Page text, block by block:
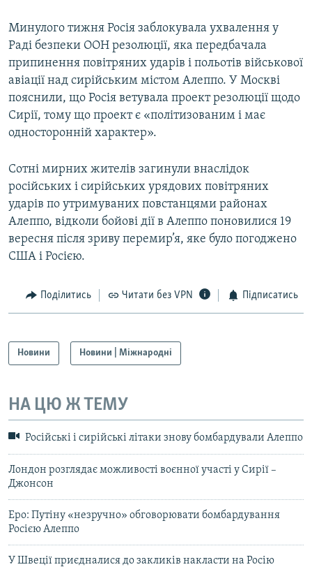
Минулого тижня Росія заблокувала ухвалення у
Раді безпеки ООН резолюції, яка передбачала
припинення повітряних ударів і польотів військової
авіації над сирійським містом Алеппо. У Москві
пояснили, що Росія ветувала проект резолюції щодо
Сирії, тому що проект є «політизованим і має
односторонній характер».
Сотні мирних жителів загинули внаслідок
російських і сирійських урядових повітряних
ударів по утримуваних повстанцями районах
Алеппо, відколи бойові дії в Алеппо поновилися 19
вересня після зриву перемир’я, яке було погоджено
США і Росією.
Поділитись Читати без VPN Підписатись
Новини Новини | Міжнародні
НА ЦЮ Ж ТЕМУ
Російські і сирійські літаки знову бомбардували Алеппо
Лондон розглядає можливості воєнної участі у Сирії –
Джонсон
Еро: Путіну «незручно» обговорювати бомбардування
Росією Алеппо
У Швеції приєдналися до закликів накласти на Росію